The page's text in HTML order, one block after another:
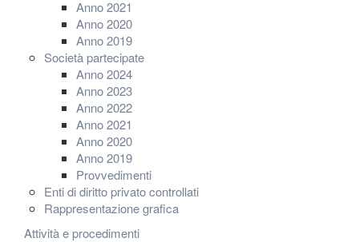
Anno 2021
Anno 2020
Anno 2019
Società partecipate
Anno 2024
Anno 2023
Anno 2022
Anno 2021
Anno 2020
Anno 2019
Provvedimenti
Enti di diritto privato controllati
Rappresentazione grafica
Attività e procedimenti